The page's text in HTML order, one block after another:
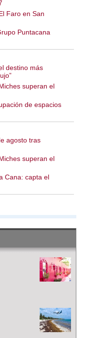
Faro en San
Puntacana
destino más
superan el
de espacios
agosto tras
superan el
Cana: capta el